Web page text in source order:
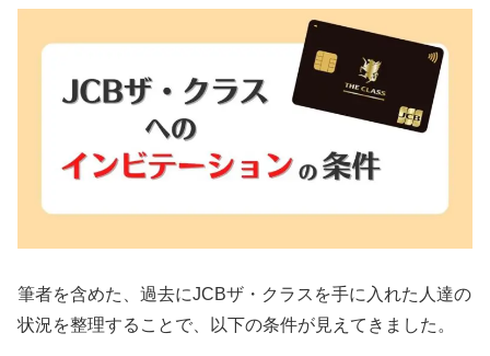
筆者を含めた、過去にJCBザ・クラスを手に入れた人達の
状況を整理することで、以下の条件が見えてきました。